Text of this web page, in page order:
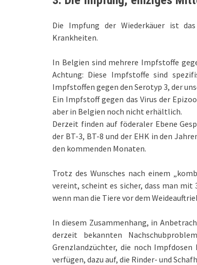
Die Impfung der Wiederkäuer ist
Krankheiten.
In Belgien sind mehrere Impfstoffe
Achtung: Diese Impfstoffe sind
Impfstoffen gegen den Serotyp 3, der
Ein Impfstoff gegen das Virus der
aber in Belgien noch nicht erhältlich.
Derzeit finden auf föderaler Ebene
der BT-3, BT-8 und der EHK in den
den kommenden Monaten.
Trotz des Wunsches nach einem
vereint, scheint es sicher, dass man
wenn man die Tiere vor dem
In diesem Zusammenhang, in
derzeit bekannten
Grenzlandzüchter, die noch
verfügen, dazu auf, die Rinder- und